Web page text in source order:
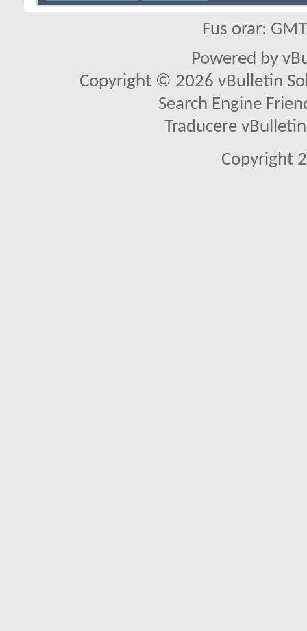
Fus orar:
Powered by
Copyright © 2026 vBulletin
Search Engine
Traducere
Copyright